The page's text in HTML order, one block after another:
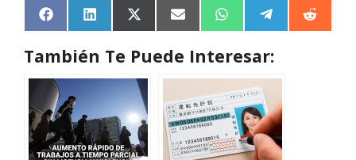
F
a
e
b
o
o
k
L
i
k
e
I
n
X
(
w
i
t
t
e
r
)
E
m
a
l
W
h
t
s
A
p
p
e
e
g
a
m
R
e
También Te Puede Interesar: